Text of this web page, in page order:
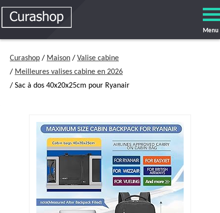
Menu
Curashop / Maison / Valise cabine
/ Meilleures valises cabine en 2026
/ Sac à dos 40x20x25cm pour Ryanair